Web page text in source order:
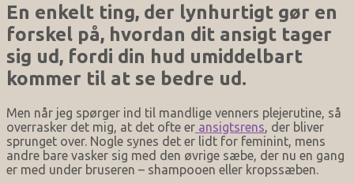
En enkelt ting, der lynhurtigt gør en
forskel på, hvordan dit ansigt tager
sig ud, fordi din hud umiddelbart
kommer til at se bedre ud.
Men når jeg spørger ind til mandlige venners plejerutine, så
overrasker det mig, at det ofte er ansigtsrens, der bliver
sprunget over. Nogle synes det er lidt for feminint, mens
andre bare vasker sig med den øvrige sæbe, der nu en gang
er med under bruseren – shampooen eller kropssæben.